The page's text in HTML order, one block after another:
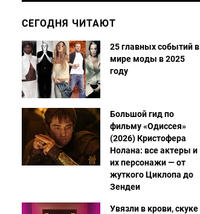
СЕГОДНЯ ЧИТАЮТ
25 главных событий в
мире моды в 2025
году
Большой гид по
фильму «Одиссея»
(2026) Кристофера
Нолана: все актеры и
их персонажи — от
жуткого Циклопа до
Зендеи
Увязли в крови, скуке